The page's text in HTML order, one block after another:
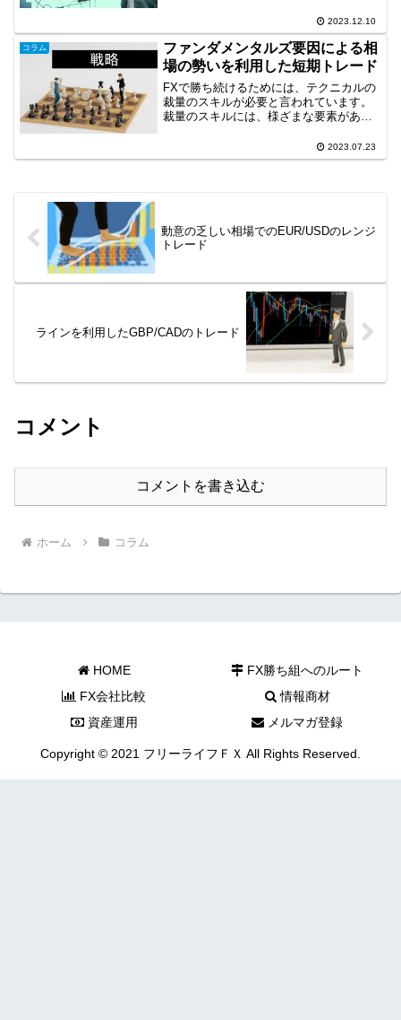
す。そこで、現在練習ソフトを用いて時
短で波動と大衆心理を利用した手法の開
発に取り組んでいます。今...
2023.12.10
コラム
ファンダメンタルズ要因による相
場の勢いを利用した短期トレード
FXで勝ち続けるためには、テクニカルの
裁量のスキルが必要と言われています。
裁量のスキルには、様ざまな要素があり
要な要素です。今回は、ファンダメンタ
ルズ要因による相場の勢いとライントレ
2023.07.23
動意の乏しい相場でのEUR/USDのレンジ
トレード
ラインを利用したGBP/CADのトレード
コメント
コメントを書き込む
ホーム コラム
HOME
FX勝ち組へのルート
FX会社比較
情報商材
資産運用
メルマガ登録
Copyright © 2021 フリーライフＦＸ All Rights Reserved.